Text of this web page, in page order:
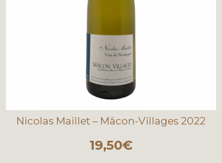
Nicolas Maillet – Mâcon-Villages 2022
19,50€